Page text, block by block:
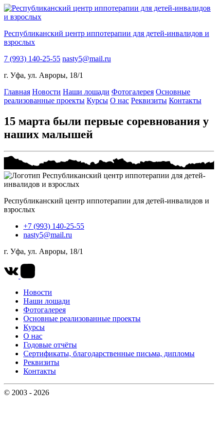
Республиканский центр иппотерапии для детей-инвалидов и
взрослых
7 (993) 140-25-55 nasty5@mail.ru
г. Уфа, ул. Авроры, 18/1
Главная Новости Наши лошади Фотогалерея Основные
реализованные проекты Курсы О нас Реквизиты Контакты
15 марта были первые соревнования у
наших малышей
Республиканский центр иппотерапии для детей-инвалидов и
взрослых
+7 (993) 140-25-55
nasty5@mail.ru
г. Уфа, ул. Авроры, 18/1
Новости
Наши лошади
Фотогалерея
Основные реализованные проекты
Курсы
О нас
Годовые отчёты
Сертификаты, благодарственные письма, дипломы
Реквизиты
Контакты
© 2003 - 2026